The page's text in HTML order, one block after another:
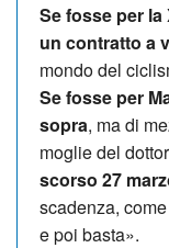
Se fosse per
un contratto a
mondo del
Se fosse per
sopra, ma di
moglie del
scorso 27
scadenza,
e poi basta».